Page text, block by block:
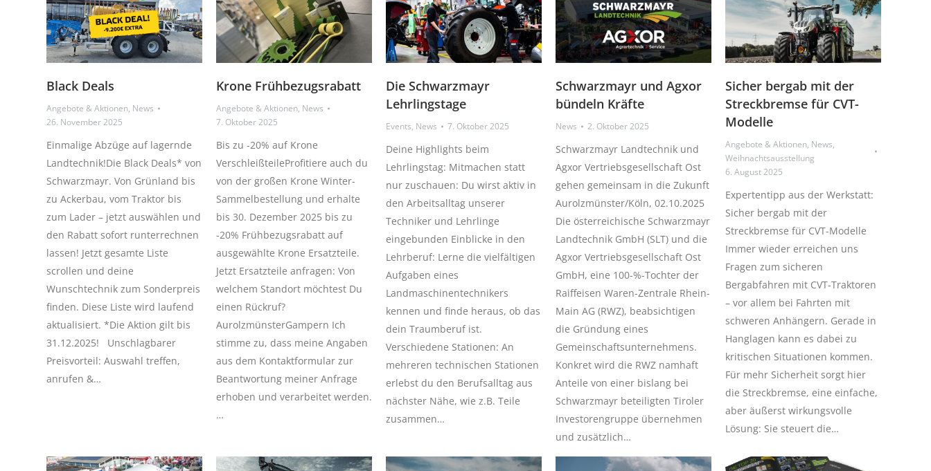
Black Deals
Angebote & Aktionen, News
26. November 2025
Einmalige Abzüge auf lagernde
Landtechnik!Die Black Deals* von
Schwarzmayr. Von Grünland bis
zu Ackerbau, vom Traktor bis
zum Lader – jetzt auswählen und
den Rabatt sofort runterrechnen
lassen! Jetzt gesamte Liste
scrollen und deine
Wunschtechnik zum Sonderpreis
finden. Diese Liste wird laufend
aktualisiert. *Die Aktion gilt bis
31.12.2025! Unschlagbarer
Preisvorteil: Auswahl treffen,
anrufen &…
Krone Frühbezugsrabatt
Angebote & Aktionen, News
7. Oktober 2025
Bis zu -20% auf Krone
VerschleißteileProfitiere auch du
von der großen Krone Winter-
Sammelbestellung und erhalte
bis 30. Dezember 2025 bis zu
-20% Frühbezugsrabatt auf
ausgewählte Krone Ersatzteile.
Jetzt Ersatzteile anfragen: Von
welchem Standort möchtest Du
einen Rückruf?
AurolzmünsterGampern Ich
stimme zu, dass meine Angaben
aus dem Kontaktformular zur
Beantwortung meiner Anfrage
erhoben und verarbeitet werden.
…
Die Schwarzmayr
Lehrlingstage
Events, News 7. Oktober 2025
Deine Highlights beim
Lehrlingstag: Mitmachen statt
nur zuschauen: Du wirst aktiv in
den Arbeitsalltag unserer
Techniker und Lehrlinge
eingebunden Einblicke in den
Lehrberuf: Lerne die vielfältigen
Aufgaben eines
Landmaschinentechnikers
kennen und finde heraus, ob das
dein Traumberuf ist.
Verschiedene Stationen: An
mehreren technischen Stationen
erlebst du den Berufsalltag aus
nächster Nähe, wie z.B. Teile
zusammen…
Schwarzmayr und Agxor
bündeln Kräfte
News 2. Oktober 2025
Schwarzmayr Landtechnik und
Agxor Vertriebsgesellschaft Ost
gehen gemeinsam in die Zukunft
Aurolzmünster/Köln, 02.10.2025
Die österreichische Schwarzmayr
Landtechnik GmbH (SLT) und die
Agxor Vertriebsgesellschaft Ost
GmbH, eine 100-%-Tochter der
Raiffeisen Waren-Zentrale Rhein-
Main AG (RWZ), beabsichtigen
die Gründung eines
Gemeinschaftsunternehmens.
Konkret wird die RWZ namhaft
Anteile von einer bislang bei
Schwarzmayr beteiligten Tiroler
Investorengruppe übernehmen
und zusätzlich…
Sicher bergab mit der
Streckbremse für CVT-
Modelle
Angebote & Aktionen, News,
Weihnachtsausstellung
6. August 2025
Expertentipp aus der Werkstatt:
Sicher bergab mit der
Streckbremse für CVT-Modelle
Immer wieder erreichen uns
Fragen zum sicheren
Bergabfahren mit CVT-Traktoren
– vor allem bei Fahrten mit
schweren Anhängern. Gerade in
Hanglagen kann es dabei zu
kritischen Situationen kommen.
Für mehr Sicherheit sorgt hier
die Streckbremse, eine einfache,
aber äußerst wirkungsvolle
Lösung: Sie steuert die…